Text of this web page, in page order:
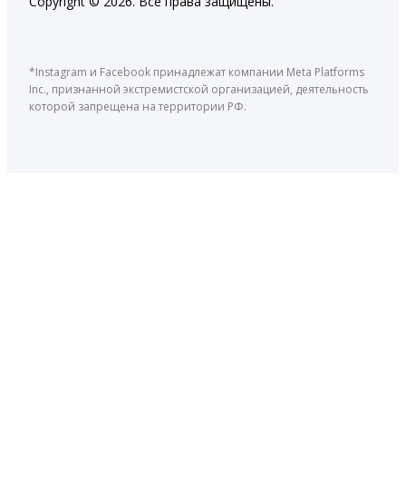
*Instagram и Facebook принадлежат компании Meta Platforms
Inc., признанной экстремистской организацией, деятельность
которой запрещена на территории РФ.